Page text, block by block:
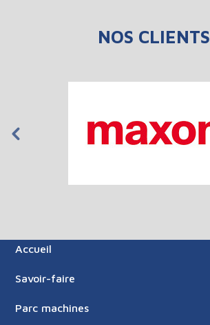
NOS CLIENTS
Accueil
Savoir-faire
Parc machines